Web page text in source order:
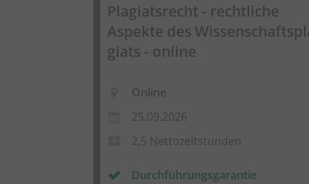
Plagiatsrecht - rechtliche
Aspekte des
giats - online
Online
25.09.2026
2,5 Nettozeitstunden
Durchführungsgarantie